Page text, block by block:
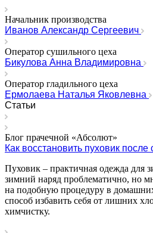
Начальник производства
Иванов Александр Сергеевич
Оператор сушильного цеха
Бикулова Анна Владимировна
Оператор гладильного цеха
Ермолаева Наталья Яковлевна
Статьи
Блог прачечной «Абсолют»
Как восстановить пуховик после
Пуховик – практичная одежда для
зимний наряд проблематично, но
на подобную процедуру в
способ избавить себя от лишних
химчистку.